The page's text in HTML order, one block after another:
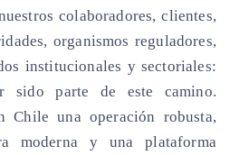
colaboradores, clientes,
organismos reguladores,
institucionales y sectoriales:
sido parte de este camino.
Chile una operación robusta,
moderna y una plataforma